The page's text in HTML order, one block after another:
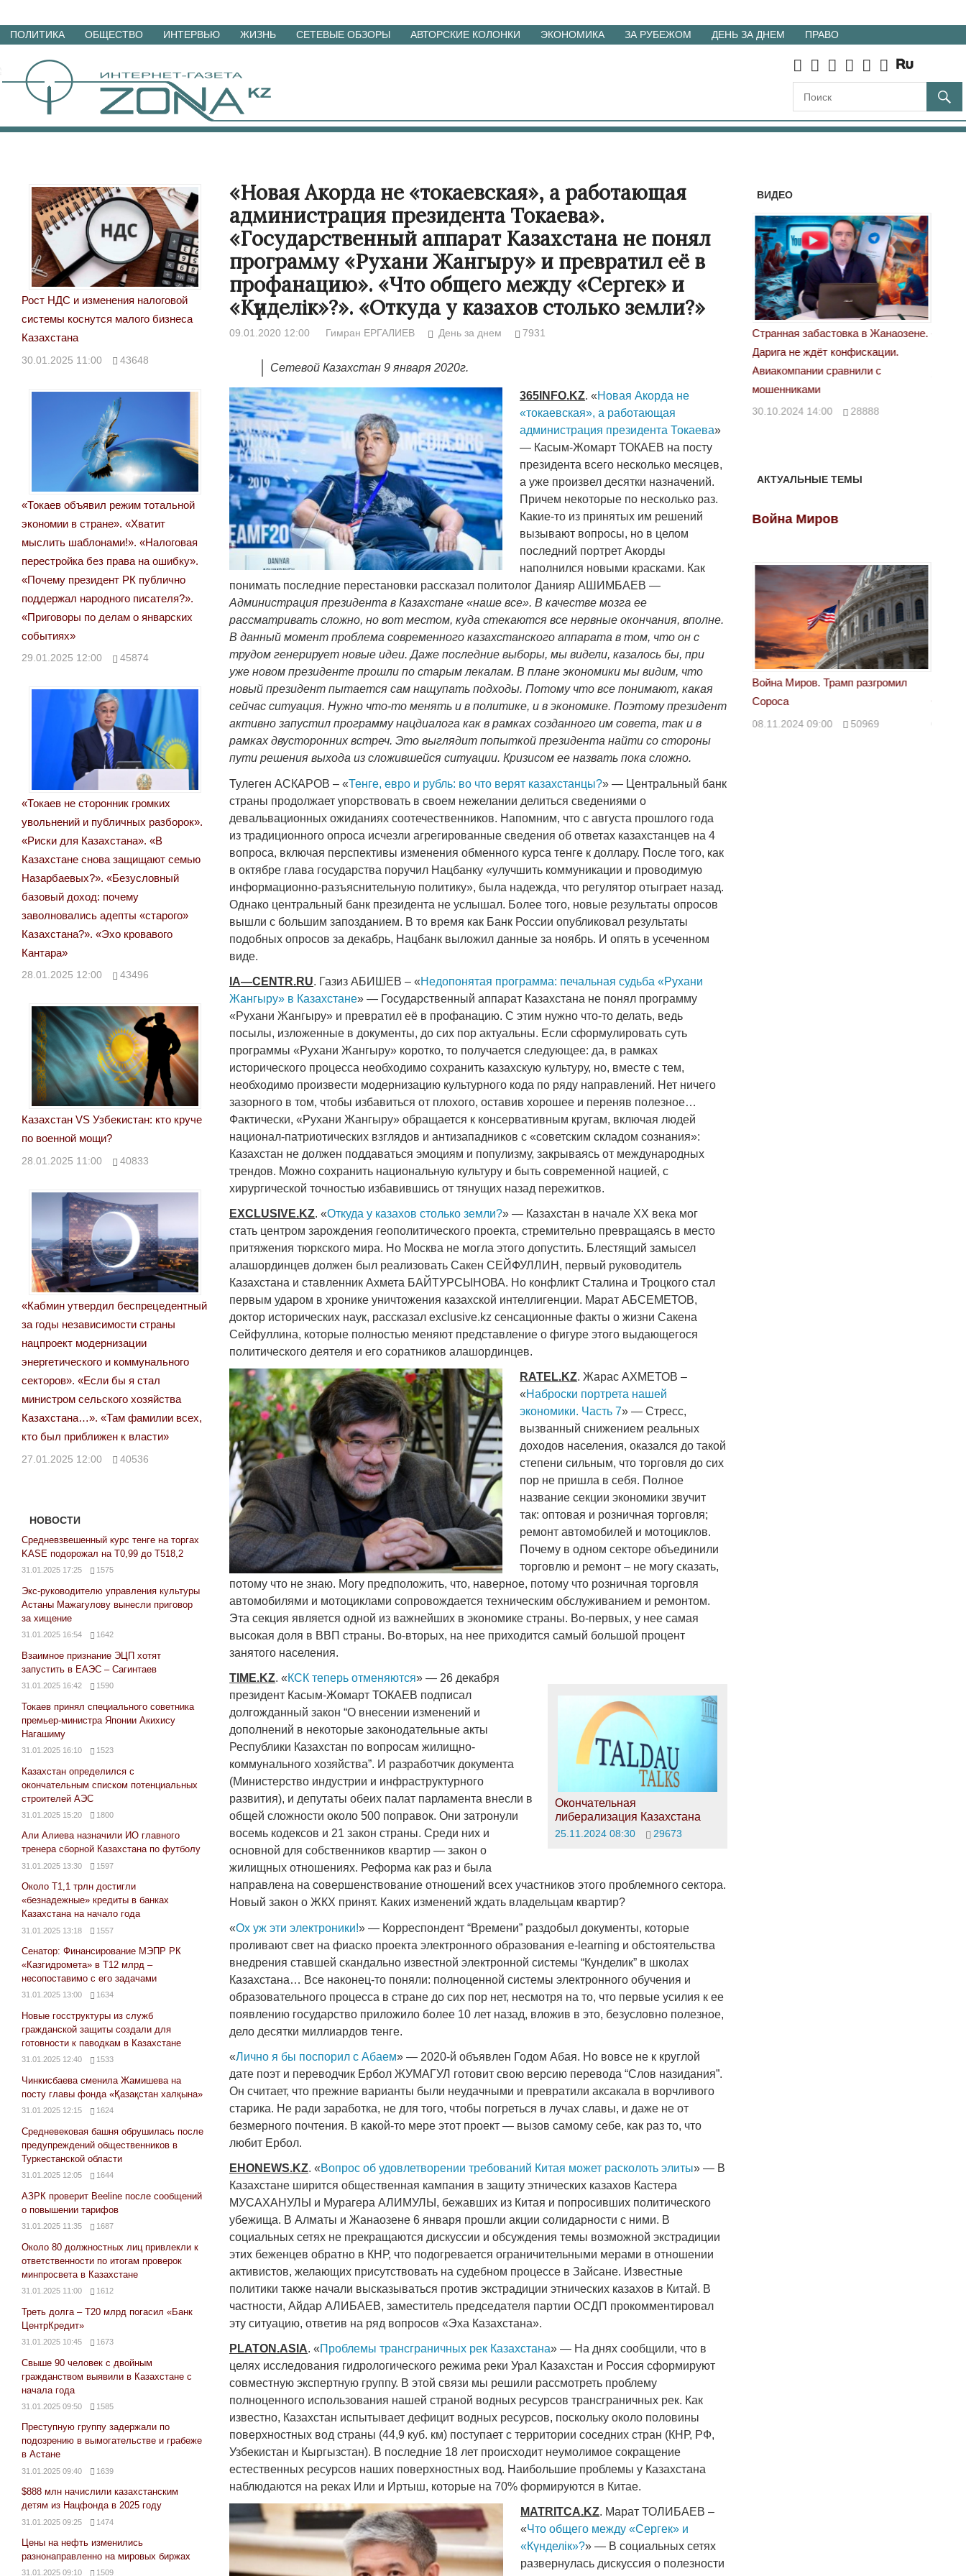
Перейти
материалам
ПОЛИТИКА ОБЩЕСТВО ИНТЕРВЬЮ ЖИЗНЬ СЕТЕВЫЕ ОБЗОРЫ АВТОРСКИЕ КОЛОНКИ ЭКОНОМИКА ЗА РУБЕЖОМ ДЕНЬ ЗА ДНЕМ ПРАВО
«Новая Акорда не «токаевская», а работающая
администрация президента Токаева».
«Государственный аппарат Казахстана не понял
программу «Рухани Жангыру» и превратил её в
профанацию». «Что общего между «Сергек» и
«Күнделік»?». «Откуда у казахов столько земли?»
09.01.2020 12:00 Гимран ЕРГАЛИЕВ День за днем 7931
Сетевой Казахстан 9 января 2020г.
365 INFO.KZ. «Новая Акорда не
«токаевская», а работающая
администрация президента Токаева»
— Касым-Жомарт ТОКАЕВ на посту
президента всего несколько месяцев,
а уже произвел десятки назначений.
Причем некоторые по несколько раз.
Какие-то из принятых им решений
вызывают вопросы, но в целом
последний портрет Акорды
наполнился новыми красками. Как
понимать последние перестановки рассказал политолог Данияр АШИМБАЕВ —
Администрация президента в Казахстане «наше все». В качестве мозга ее
рассматривать сложно, но вот местом, куда стекаются все нервные окончания, вполне.
В данный момент проблема современного казахстанского аппарата в том, что он с
трудом генерирует новые идеи. Даже последние выборы, мы видели, казалось бы, при
уже новом президенте прошли по старым лекалам. В плане экономики мы видим, что
новый президент пытается сам нащупать подходы. Потому что все понимают, какая
сейчас ситуация. Нужно что-то менять и в политике, и в экономике. Поэтому президент
активно запустил программу нацдиалога как в рамках созданного им совета, так и в
рамках двусторонних встреч. Это выглядит попыткой президента найти со стороны
пути решения выхода из сложившейся ситуации. Кризисом ее назвать пока сложно.
Тулеген АСКАРОВ – «Тенге, евро и рубль: во что верят казахстанцы?» — Центральный банк
страны продолжает упорствовать в своем нежелании делиться сведениями о
девальвационных ожиданиях соотечественников. Напомним, что с августа прошлого года
из традиционного опроса исчезли агрегированные сведения об ответах казахстанцев на 4
вопроса, включая перспективы изменения обменного курса тенге к доллару. После того, как
в октябре глава государства поручил Нацбанку «улучшить коммуникации и проводимую
информационно-разъяснительную политику», была надежда, что регулятор отыграет назад.
Однако центральный банк президента не услышал. Более того, новые результаты опросов
вышли с большим запозданием. В то время как Банк России опубликовал результаты
подобных опросов за декабрь, Нацбанк выложил данные за ноябрь. И опять в усеченном
виде.
IA—CENTR.RU. Газиз АБИШЕВ – «Недопонятая программа: печальная судьба «Рухани
Жангыру» в Казахстане» — Государственный аппарат Казахстана не понял программу
«Рухани Жангыру» и превратил её в профанацию. С этим нужно что-то делать, ведь
посылы, изложенные в документы, до сих пор актуальны. Если сформулировать суть
программы «Рухани Жангыру» коротко, то получается следующее: да, в рамках
исторического процесса необходимо сохранить казахскую культуру, но, вместе с тем,
необходимо произвести модернизацию культурного кода по ряду направлений. Нет ничего
зазорного в том, чтобы избавиться от плохого, оставив хорошее и переняв полезное…
Фактически, «Рухани Жангыру» обращается к консервативным кругам, включая людей
национал-патриотических взглядов и антизападников с «советским складом сознания»:
Казахстан не должен поддаваться эмоциям и популизму, закрываясь от международных
трендов. Можно сохранить национальную культуру и быть современной нацией, с
хирургической точностью избавившись от тянущих назад пережитков.
EXCLUSIVE.KZ. «Откуда у казахов столько земли?» — Казахстан в начале ХХ века мог
стать центром зарождения геополитического проекта, стремительно превращаясь в место
притяжения тюркского мира. Но Москва не могла этого допустить. Блестящий замысел
алашординцев должен был реализовать Сакен СЕЙФУЛЛИН, первый руководитель
Казахстана и ставленник Ахмета БАЙТУРСЫНОВА. Но конфликт Сталина и Троцкого стал
первым ударом в хронике уничтожения казахской интеллигенции. Марат АБСЕМЕТОВ,
доктор исторических наук, рассказал exclusive.kz сенсационные факты о жизни Сакена
Сейфуллина, которые полностью меняют представление о фигуре этого выдающегося
политического деятеля и его соратников алашординцев.
RATEL.KZ. Жарас АХМЕТОВ –
«Наброски портрета нашей
экономики. Часть 7» — Стресс,
вызванный снижением реальных
доходов населения, оказался до такой
степени сильным, что торговля до сих
пор не пришла в себя. Полное
название секции экономики звучит
так: оптовая и розничная торговля;
ремонт автомобилей и мотоциклов.
Почему в одном секторе объединили
торговлю и ремонт – не могу сказать,
потому что не знаю. Могу предположить, что, наверное, потому что розничная торговля
автомобилями и мотоциклами сопровождается техническим обслуживанием и ремонтом.
Эта секция является одной из важнейших в экономике страны. Во-первых, у нее самая
высокая доля в ВВП страны. Во-вторых, на нее приходится самый большой процент
занятого населения.
Окончательная
либерализация Казахстана
25.11.2024 08:30 29673
TIME.KZ. «КСК теперь отменяются» — 26 декабря
президент Касым-Жомарт ТОКАЕВ подписал
долгожданный закон “О внесении изменений и
дополнений в некоторые законодательные акты
Республики Казахстан по вопросам жилищно-
коммунального хозяйства”. И разработчик документа
(Министерство индустрии и инфраструктурного
развития), и депутаты обеих палат парламента внесли в
общей сложности около 500 поправок. Они затронули
восемь кодексов и 21 закон страны. Среди них и
основной для собственников квартир — закон о
жилищных отношениях. Реформа как раз и была
направлена на совершенствование отношений всех участников этого проблемного сектора.
Новый закон о ЖКХ принят. Каких изменений ждать владельцам квартир?
«Ох уж эти электроники!» — Корреспондент “Времени” раздобыл документы, которые
проливают свет на фиаско проекта электронного образования e-learning и обстоятельства
внедрения ставшей скандально известной электронной системы “Кунделик” в школах
Казахстана… Все наконец-то поняли: полноценной системы электронного обучения и
образовательного процесса в стране до сих пор нет, несмотря на то, что первые усилия к ее
появлению государство приложило более 10 лет назад, вложив в это, безусловно полезное,
дело десятки миллиардов тенге.
«Лично я бы поспорил с Абаем» — 2020-й объявлен Годом Абая. Но вовсе не к круглой
дате поэт и переводчик Ербол ЖУМАГУЛ готовит свою версию перевода “Слов назидания”.
Он считает, что прежние варианты были неудачными и превратили аксакала в ворчливого
старика. Не ради заработка, не для того, чтобы погреться в лучах славы, и даже не от
безмерного почтения. В какой-то мере этот проект — вызов самому себе, как раз то, что
любит Ербол.
EHONEWS.KZ. «Вопрос об удовлетворении требований Китая может расколоть элиты» — В
Казахстане ширится общественная кампания в защиту этнических казахов Кастера
МУСАХАНУЛЫ и Мурагера АЛИМУЛЫ, бежавших из Китая и попросивших политического
убежища. В Алматы и Жанаозене 6 января прошли акции солидарности с ними. В
социальных сетях не прекращаются дискуссии и обсуждения темы возможной экстрадиции
этих беженцев обратно в КНР, что подогревается ограничительными мерами в отношении
активистов, желающих присутствовать на судебном процессе в Зайсане. Известные
политики также начали высказываться против экстрадиции этнических казахов в Китай. В
частности, Айдар АЛИБАЕВ, заместитель председателя партии ОСДП прокомментировал
эту ситуацию, ответив на ряд вопросов «Эха Казахстана».
PLATON .ASIA. «Проблемы трансграничных рек Казахстана» — На днях сообщили, что в
целях исследования гидрологического режима реки Урал Казахстан и Россия сформируют
совместную экспертную группу. В этой связи мы решили рассмотреть проблему
полноценного использования нашей страной водных ресурсов трансграничных рек. Как
известно, Казахстан испытывает дефицит водных ресурсов, поскольку около половины
поверхностных вод страны (44,9 куб. км) поступает с территории соседних стран (КНР, РФ,
Узбекистан и Кыргызстан). В последние 18 лет происходит неумолимое сокращение
естественных ресурсов наших поверхностных вод. Наибольшие проблемы у Казахстана
наблюдаются на реках Или и Иртыш, которые на 70% формируются в Китае.
MATRITCA.KZ. Марат ТОЛИБАЕВ –
«Что общего между «Сергек» и
«Күнделік»?» — В социальных сетях
развернулась дискуссия о полезности
Рост НДС и изменения налоговой
системы коснутся малого бизнеса
Казахстана
30.01.2025 11:00 43648
«Токаев объявил режим тотальной
экономии в стране». «Хватит
мыслить шаблонами!». «Налоговая
перестройка без права на ошибку».
«Почему президент РК публично
поддержал народного писателя?».
«Приговоры по делам о январских
событиях»
29.01.2025 12:00 45874
«Токаев не сторонник громких
увольнений и публичных разборок».
«Риски для Казахстана». «В
Казахстане снова защищают семью
Назарбаевых?». «Безусловный
базовый доход: почему
заволновались адепты «старого»
Казахстана?». «Эхо кровавого
Кантара»
28.01.2025 12:00 43496
Казахстан VS Узбекистан: кто круче
по военной мощи?
28.01.2025 11:00 40833
«Кабмин утвердил беспрецедентный
за годы независимости страны
нацпроект модернизации
энергетического и коммунального
секторов». «Если бы я стал
министром сельского хозяйства
Казахстана…». «Там фамилии всех,
кто был приближен к власти»
27.01.2025 12:00 40536
НОВОСТИ
Средневзвешенный курс тенге на торгах
KASE подорожал на Т0,99 до Т518,2
31.01.2025 17:25 1575
Экс-руководителю управления культуры
Астаны Мажагулову вынесли приговор
за хищение
31.01.2025 16:54 1642
Взаимное признание ЭЦП хотят
запустить в ЕАЭС – Сагинтаев
31.01.2025 16:42 1590
Токаев принял специального советника
премьер-министра Японии Акихису
Нагашиму
31.01.2025 16:10 1523
Казахстан определился с
окончательным списком потенциальных
строителей АЭС
31.01.2025 15:20 1800
Али Алиева назначили ИО главного
тренера сборной Казахстана по футболу
31.01.2025 13:30 1597
Около Т1,1 трлн достигли
«безнадежные» кредиты в банках
Казахстана на начало года
31.01.2025 13:18 1557
Сенатор: Финансирование МЭПР РК
«Казгидромета» в Т12 млрд –
несопоставимо с его задачами
31.01.2025 13:00 1634
Новые госструктуры из служб
гражданской защиты создали для
готовности к паводкам в Казахстане
31.01.2025 12:40 1533
Чинкисбаева сменила Жамишева на
посту главы фонда «Қазақстан халқына»
31.01.2025 12:15 1624
Средневековая башня обрушилась после
предупреждений общественников в
Туркестанской области
31.01.2025 12:05 1644
АЗРК проверит Beeline после сообщений
о повышении тарифов
31.01.2025 11:35 1687
Около 80 должностных лиц привлекли к
ответственности по итогам проверок
минпросвета в Казахстане
31.01.2025 11:00 1612
Треть долга – Т20 млрд погасил «Банк
ЦентрКредит»
31.01.2025 10:45 1673
Свыше 90 человек с двойным
гражданством выявили в Казахстане с
начала года
31.01.2025 09:50 1585
Преступную группу задержали по
подозрению в вымогательстве и грабеже
в Астане
31.01.2025 09:40 1639
$888 млн начислили казахстанским
детям из Нацфонда в 2025 году
31.01.2025 09:25 1474
Цены на нефть изменились
разнонаправленно на мировых биржах
31.01.2025 09:10 1509
ВИДЕО
Народ выбрал свет
мошенниками
30.10.2024 14:00 28888
«Новый Казахстан не говорит всей
правды»
29.10.2024 09:00 39623
АКТУАЛЬНЫЕ ТЕМЫ
Война Миров
Сороса
08.11.2024 09:00 50969
Война Миров
Война Миров. Трамп разгромил
Сороса
08.11.2024 09:00 50969